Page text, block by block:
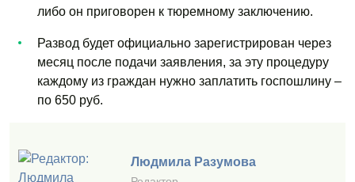
либо он приговорен к тюремному заключению.
Развод будет официально зарегистрирован через
месяц после подачи заявления, за эту процедуру
каждому из граждан нужно заплатить госпошлину –
по 650 руб.
Людмила Разумова